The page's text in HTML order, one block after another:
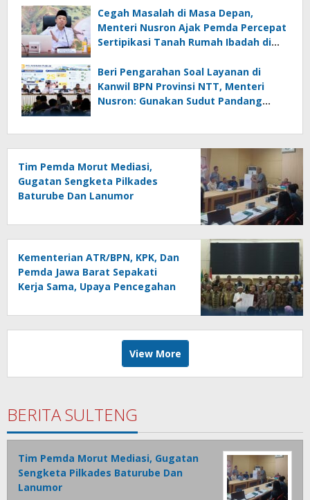
Cegah Masalah di Masa Depan,
Menteri Nusron Ajak Pemda Percepat
Sertipikasi Tanah Rumah Ibadah di
Beri Pengarahan Soal Layanan di
Kanwil BPN Provinsi NTT, Menteri
Nusron: Gunakan Sudut Pandang
Tim Pemda Morut Mediasi,
Gugatan Sengketa Pilkades
Baturube Dan Lanumor
Kementerian ATR/BPN, KPK, Dan
Pemda Jawa Barat Sepakati
Kerja Sama, Upaya Pencegahan
Ekonomi Daerah
View More
BERITA SULTENG
Tim Pemda Morut Mediasi, Gugatan
Sengketa Pilkades Baturube Dan
Lanumor